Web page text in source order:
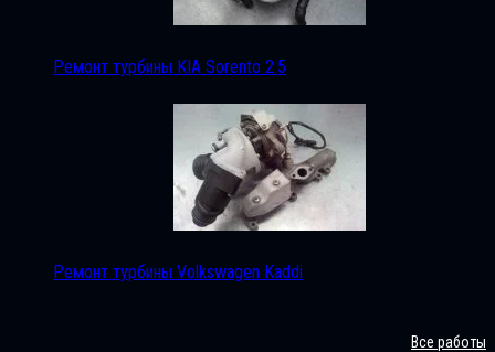
Ремонт турбины KIA Sorento 2.5
Ремонт турбины Volkswagen Kaddi
Все работы